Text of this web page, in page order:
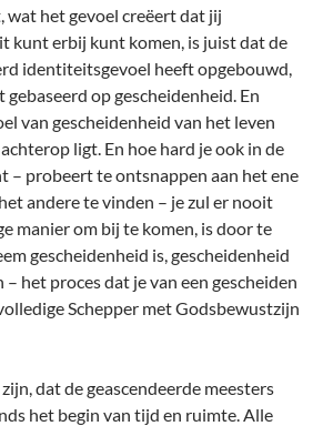
wat het gevoel creëert dat jij
kunt erbij kunt komen, is juist dat de
identiteitsgevoel heeft opgebouwd,
op gescheidenheid. En
van gescheidenheid van het leven
ligt. En hoe hard je ook in de
– probeert te ontsnappen aan het ene
andere te vinden – je zul er nooit
manier om bij te komen, is door te
gescheidenheid is, gescheidenheid
– het proces dat je van een gescheiden
Schepper met Godsbewustzijn
dat de geascendeerde meesters
het begin van tijd en ruimte. Alle